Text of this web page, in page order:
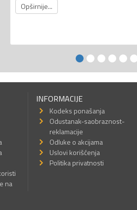
Opširnije...
na
INFORMACIJE
Kodeks ponašanja
Odustanak-saobraznost-
reklamacije
Odluke o akcijama
Uslovi korišćenja
Politika privatnosti